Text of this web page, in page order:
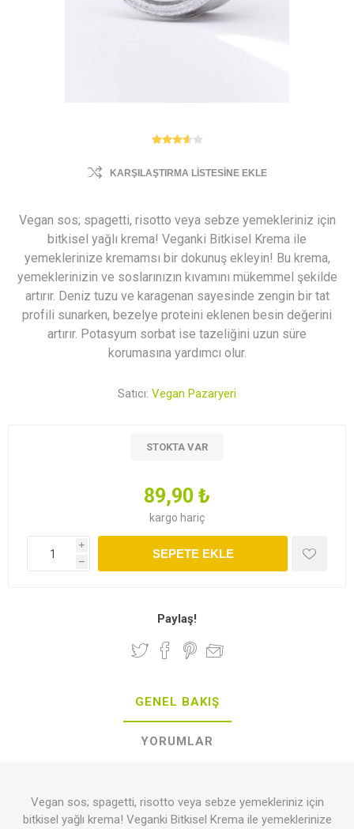
KARŞILAŞTIRMA LISTESINE EKLE
Vegan sos; spagetti, risotto veya sebze yemekleriniz için
bitkisel yağlı krema! Veganki Bitkisel Krema ile
yemeklerinize kremamsı bir dokunuş ekleyin! Bu krema,
yemeklerinizin ve soslarınızın kıvamını mükemmel şekilde
artırır. Deniz tuzu ve karagenan sayesinde zengin bir tat
profili sunarken, bezelye proteini eklenen besin değerini
artırır. Potasyum sorbat ise tazeliğini uzun süre
korumasına yardımcı olur.
Satıcı: Vegan Pazaryeri
STOKTA VAR
89,90 ₺
kargo hariç
i
h
SEPETE EKLE
Paylaş!
GENEL BAKIŞ
YORUMLAR
Vegan sos; spagetti, risotto veya sebze yemekleriniz için
bitkisel yağlı krema! Veganki Bitkisel Krema ile yemeklerinize